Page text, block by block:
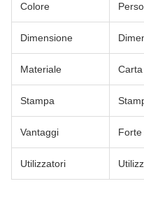
Colore
Dimensione
Materiale
Stampa
Vantaggi
Utilizzatori